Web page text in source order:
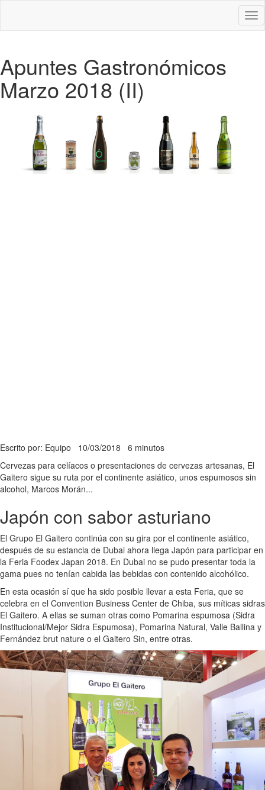
Apuntes Gastronómicos
Marzo 2018 (II)
Escrito por: Equipo 10/03/2018 6 minutos
Cervezas para celíacos o presentaciones de cervezas artesanas, El
Gaitero sigue su ruta por el continente asiático, unos espumosos sin
alcohol, Marcos Morán...
Japón con sabor asturiano
El Grupo El Gaitero continúa con su gira por el continente asiático,
después de su estancia de Dubai ahora llega Japón para participar en
la Feria Foodex Japan 2018. En Dubai no se pudo presentar toda la
gama pues no tenían cabida las bebidas con contenido alcohólico.
En esta ocasión sí que ha sido posible llevar a esta Feria, que se
celebra en el Convention Business Center de Chiba, sus míticas sidras
El Gaitero. A ellas se suman otras como Pomarina espumosa (Sidra
Institucional/Mejor Sidra Espumosa), Pomarina Natural, Valle Ballina y
Fernández brut nature o el Gaitero Sin, entre otras.